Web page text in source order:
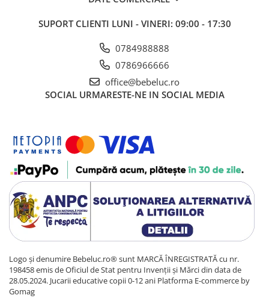
Papetarie
Accesorii bebelusi
Decoratiuni camera copilului
Produse de Curatenie
Jucarii exterior
Trotinete copii
Jucarii curte
Leagane copii
Karturi copii
Biciclete copii
Trambulina copii
SUPORT CLIENTI LUNI - VINERI: 09:00 - 17:30
0784988888
0786966666
office@bebeluc.ro
SOCIAL URMARESTE-NE IN SOCIAL MEDIA
Logo și denumire Bebeluc.ro® sunt MARCĂ ÎNREGISTRATĂ cu nr.
198458 emis de Oficiul de Stat pentru Invenții și Mărci din data de
28.05.2024. Jucarii educative copii 0-12 ani Platforma E-commerce by
Gomag